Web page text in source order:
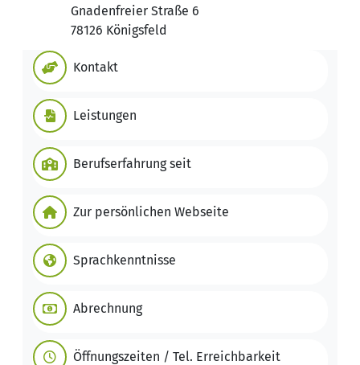
Gnadenfreier Straße 6
78126 Königsfeld
Kontakt
Leistungen
Berufserfahrung seit
Zur persönlichen Webseite
Sprachkenntnisse
Abrechnung
Öffnungszeiten / Tel. Erreichbarkeit